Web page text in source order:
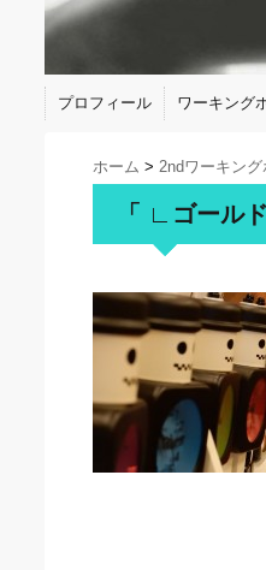
プロフィール ワーキング
ホーム > 2ndワーキン
「 ∟ゴール